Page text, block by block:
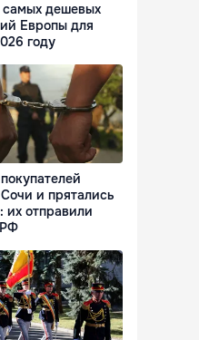
самых дешевых
Европы для
году
и прятались
их отправили
РФ